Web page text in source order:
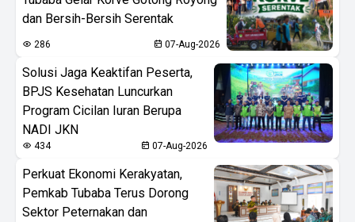
dan Bersih-Bersih Serentak
286 07-Aug-2026
Solusi Jaga Keaktifan Peserta,
BPJS Kesehatan Luncurkan
Program Cicilan Iuran Berupa
NADI JKN
434 07-Aug-2026
Perkuat Ekonomi Kerakyatan,
Pemkab Tubaba Terus Dorong
Sektor Peternakan dan